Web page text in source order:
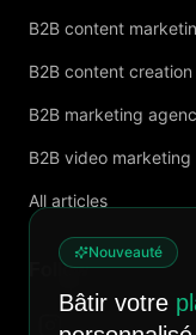
B2B content
B2B content creation
B2B marketing
B2B video marketing
All articles
Follow us
Nouveauté
Bâtir votre